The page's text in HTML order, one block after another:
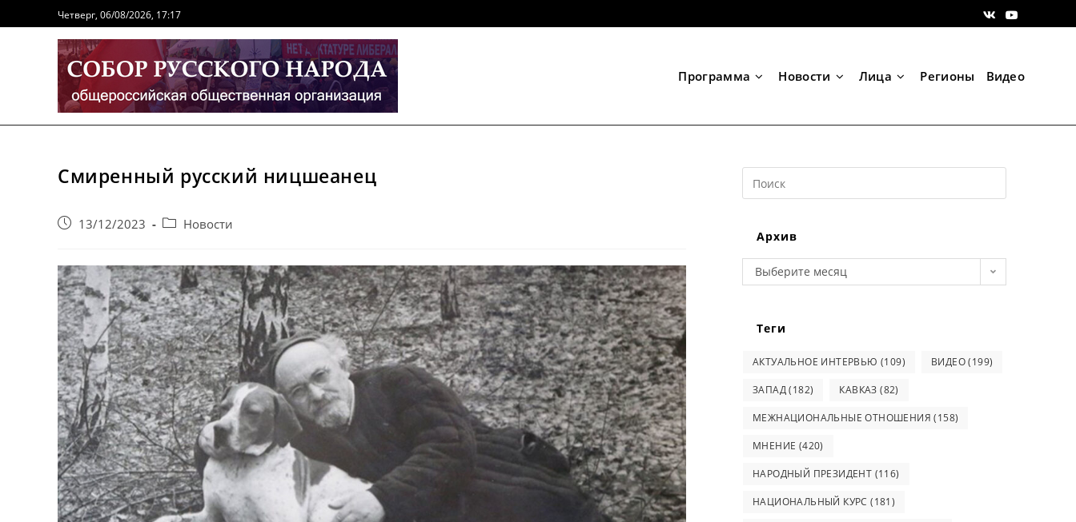
к
содержимому
Четверг, 06/08/2026, 17:17
Программа Новости Лица Регионы Видео
Смиренный русский ницшеанец
Запись13/12/2023
Post Новости
Search
this
Архив
Архив
Выберите месяц
Теги
АКТУАЛЬНОЕ ИНТЕРВЬЮ (109) ВИДЕО(199)
ЗАПАД(182) КАВКАЗ (82)
МЕЖНАЦИОНАЛЬНЫЕ ОТНОШЕНИЯ (158)
МНЕНИЕ (420)
НАРОДНЫЙ ПРЕЗИДЕНТ (116)
НАЦИОНАЛЬНЫЙ КУРС (181)